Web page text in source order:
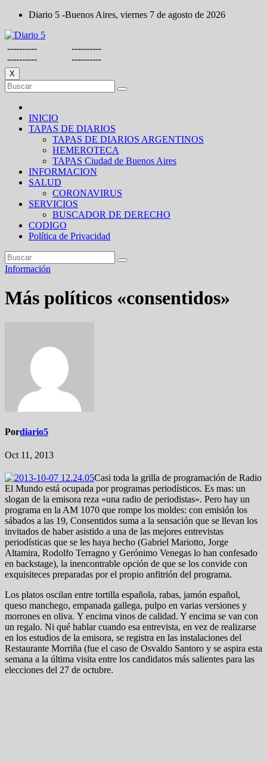
Saltar
contenido
Diario 5 -Buenos Aires, viernes 7 de agosto de 2026
----------
----------
----------
----------
X
INICIO
TAPAS DE DIARIOS
TAPAS DE DIARIOS ARGENTINOS
HEMEROTECA
TAPAS Ciudad de Buenos Aires
INFORMACION
SALUD
CORONAVIRUS
SERVICIOS
BUSCADOR DE DERECHO
CODIGO
Política de Privacidad
Información
Más políticos «consentidos»
Pordiario5
Oct 11, 2013
Casi toda la grilla de programación de Radio
El Mundo está ocupada por programas periodísticos. Es mas: un
slogan de la emisora reza «una radio de periodistas». Pero hay un
programa en la AM 1070 que rompe los moldes: con emisión los
sábados a las 19, Consentidos suma a la sensación que se llevan los
invitados de haber asistido a una de las mejores entrevistas
periodísticas que se les haya hecho (Gabriel Mariotto, Jorge
Altamira, Rodolfo Terragno y Gerónimo Venegas lo han confesado
en backstage), la inencontrable opción de que se los convide con
exquisiteces preparadas por el propio anfitrión del programa.
Los platos oscilan entre tortilla española, rabas, jamón español,
queso manchego, empanada gallega, pulpo en varias versiones y
morrones en oliva. Y encima vinos de calidad. Y encima se van con
un regalo. Ni qué hablar cuando esa entrevista, en vez de realizarse
en los estudios de la emisora, se registra en las instalaciones del
Restaurante Morriña (fue el caso de Osvaldo Santoro y se aspira esta
semana a la última visita entre los candidatos más salientes para las
elecciones del 27 de octubre.